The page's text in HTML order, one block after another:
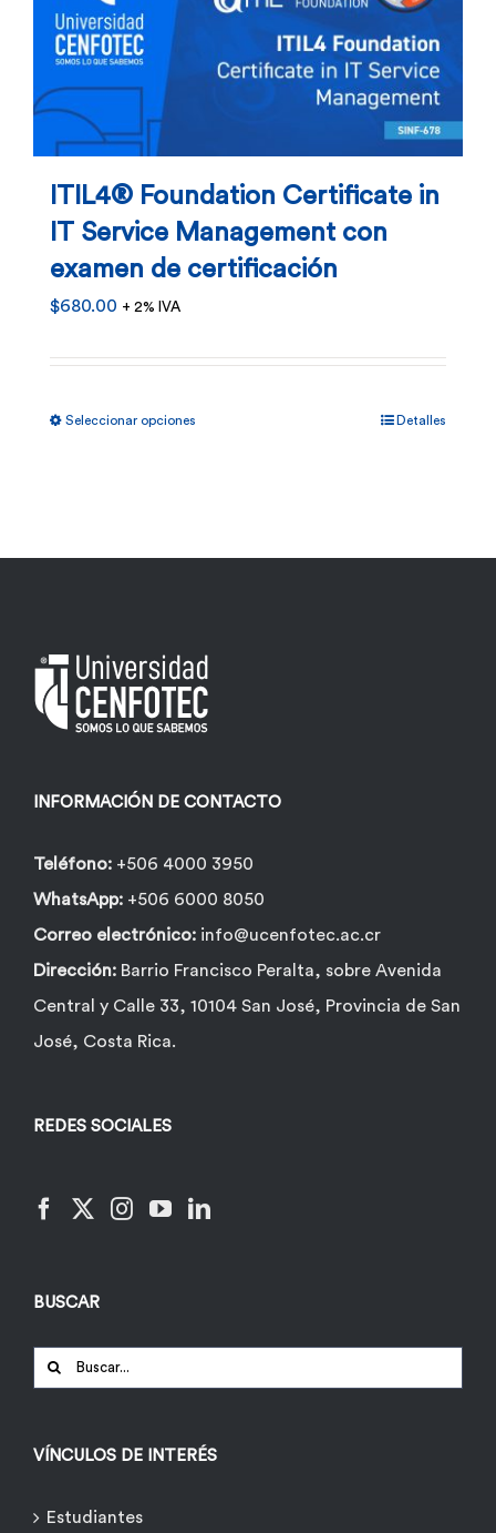
ITIL4® Foundation Certificate in
IT Service Management con
examen de certificación
$680.00 + 2% IVA
Seleccionar opciones
pueden
elegir
la
de
producto
Detalles
INFORMACIÓN DE CONTACTO
Teléfono: +506 4000 3950
WhatsApp: +506 6000 8050
Correo electrónico: info@ucenfotec.ac.cr
Dirección: Barrio Francisco Peralta, sobre Avenida
Central y Calle 33, 10104 San José, Provincia de San
José, Costa Rica.
REDES SOCIALES
BUSCAR
Buscar:
VÍNCULOS DE INTERÉS
Estudiantes